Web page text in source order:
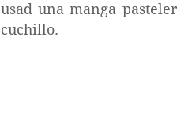
usad una manga
cuchillo.